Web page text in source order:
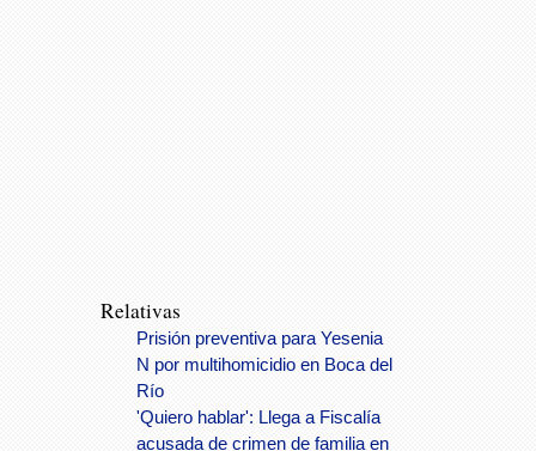
Relativas
Prisión preventiva para Yesenia
N por multihomicidio en Boca del
Río
'Quiero hablar': Llega a Fiscalía
acusada de crimen de familia en